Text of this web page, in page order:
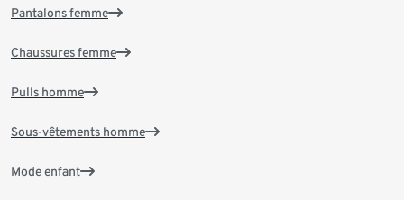
Pantalons femme
Chaussures femme
Pulls homme
Sous-vêtements homme
Mode enfant